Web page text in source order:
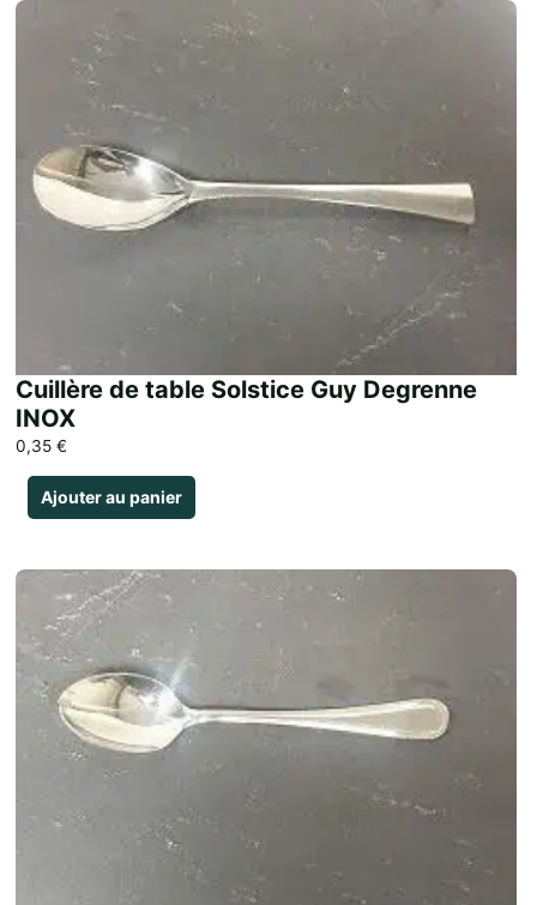
Cuillère de table Solstice Guy Degrenne
INOX
0,35 €
Ajouter au panier